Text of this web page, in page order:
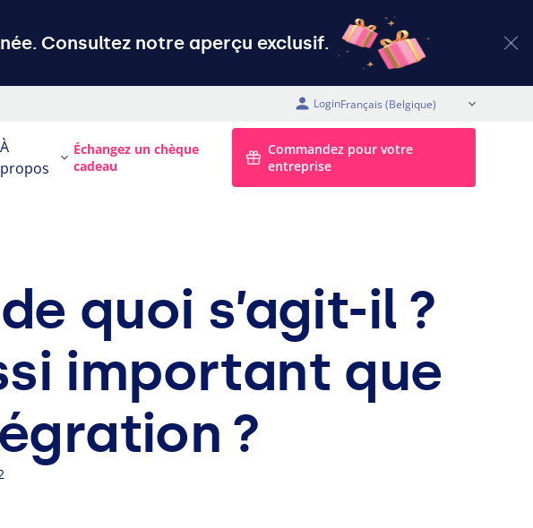
Consultez notre aperçu exclusif.
Login
FR (Belgique)
À
propos
Échangez un chèque
cadeau
Commandez pour votre
entreprise
quoi s’agit-il ?
important que
?